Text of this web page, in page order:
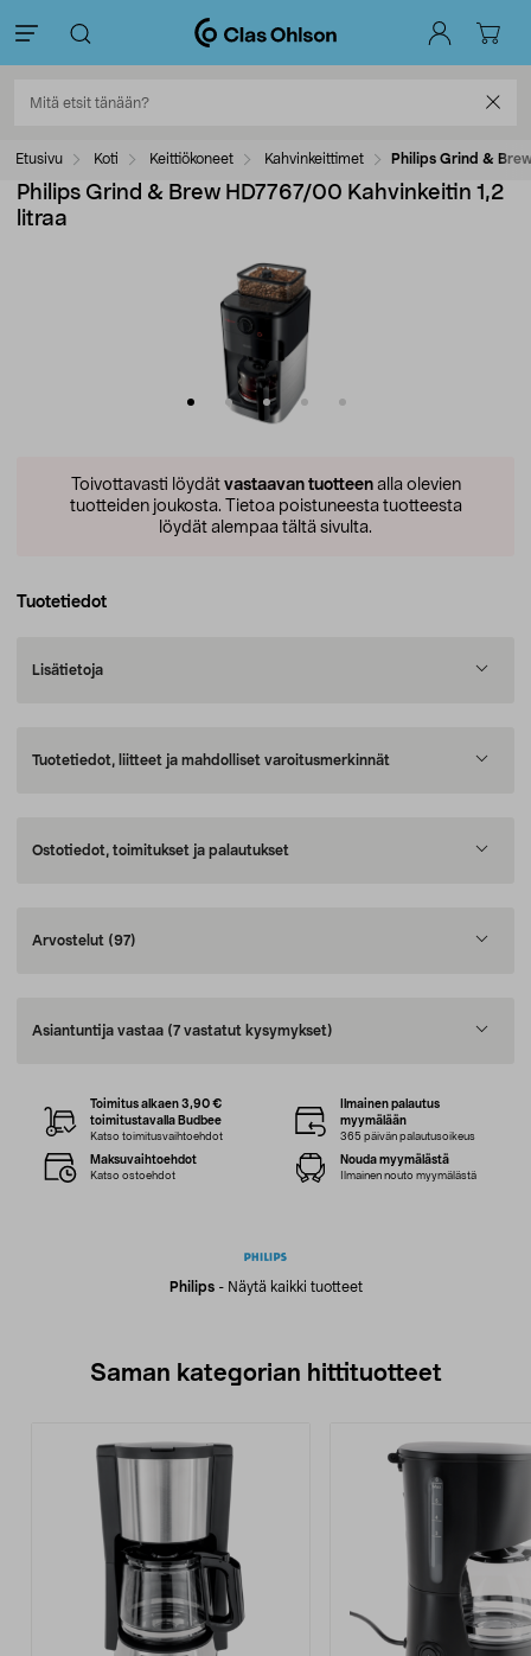
Etusivu Koti Keittiökoneet Kahvinkeittimet Philips Grind &
Philips Grind & Brew HD7767/00 Kahvinkeitin 1,2
litraa
Toivottavasti löydät vastaavan tuotteenalla olevien
tuotteiden joukosta. Tietoa poistuneesta tuotteesta
löydät alempaa tältä sivulta.
Tuotetiedot
Lisätietoja
Tuotetiedot, liitteet ja mahdolliset varoitusmerkinnät
Ostotiedot, toimitukset ja palautukset
Arvostelut (97)
Asiantuntija vastaa (7 vastatut kysymykset)
Philips- Näytä kaikki tuotteet
Toimitus alkaen 3,90 €
toimitustavalla Budbee
Katso toimitusvaihtoehdot
Ilmainen palautus
myymälään
365 päivän palautusoikeus
Maksuvaihtoehdot
Katso ostoehdot
Nouda myymälästä
Ilmainen nouto myymälästä
Saman kategorian hittituotteet